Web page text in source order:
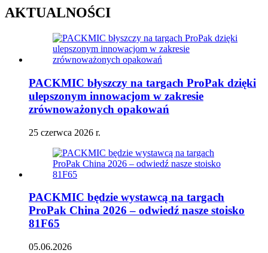
AKTUALNOŚCI
PACKMIC błyszczy na targach ProPak dzięki
ulepszonym innowacjom w zakresie
zrównoważonych opakowań
25 czerwca 2026 r.
PACKMIC będzie wystawcą na targach
ProPak China 2026 – odwiedź nasze stoisko
81F65
05.06.2026